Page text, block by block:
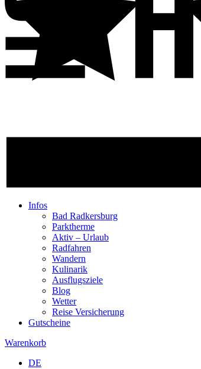
Infos
Bad Radkersburg
Parktherme
Aktiv – Urlaub
Radfahren
Wandern
Kulinarik
Ausflugsziele
Blog
Wetter
Reise Versicherung
Gutscheine
Warenkorb
DE